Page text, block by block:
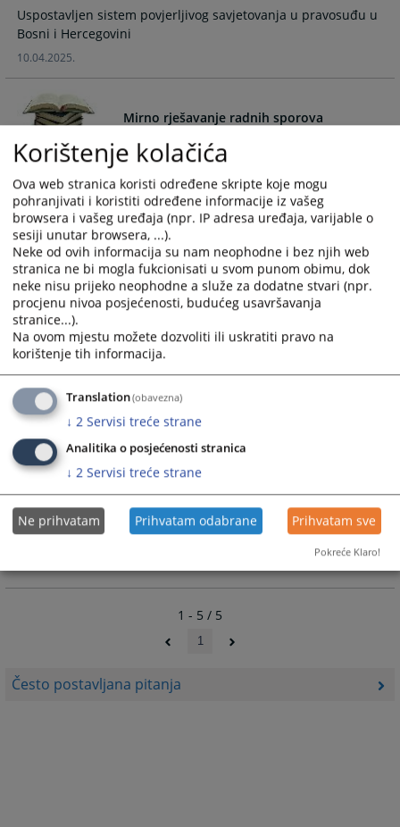
Često postavljana pitanja
the
calendar
and
select
date.
Press
the
question
mark
key
to
get
the
keyboard
shortcuts
for
changing
dates.
the
select
date.
Press
the
question
mark
key
to
get
the
keyboard
for
changing
dates.
Uspostavljen sistem povjerljivog savjetovanja u pravosuđu u
Bosni i Hercegovini
10.04.2025.
Mirno rješavanje radnih sporova
Objavljen spisak miritelja i arbitara u Republici Srpskoj za
mirno rješavanje radnih sporova
13.10.2011.
KAKO DO ZK IZVADKA?
Kako doći do zemljišno-knjižnog izvadka?
INFORMACIJE O PREDMETU
Kako dobiti informacije o predmetu_
KAKO MOGU DOĆI DO SUDIJE
1 - 5 / 5
1
Korištenje kolačića
Ova web stranica koristi određene skripte koje mogu
pohranjivati i koristiti određene informacije iz vašeg
browsera i vašeg uređaja (npr. IP adresa uređaja, varijable o
sesiji unutar browsera, ...).
Neke od ovih informacija su nam neophodne i bez njih web
stranica ne bi mogla fukcionisati u svom punom obimu, dok
neke nisu prijeko neophodne a služe za dodatne stvari (npr.
procjenu nivoa posjećenosti, budućeg usavršavanja
stranice...).
Na ovom mjestu možete dozvoliti ili uskratiti pravo na
korištenje tih informacija.
Translation(obavezna)
↓ 2 Servisi treće strane
Analitika o posjećenosti stranica
↓ 2 Servisi treće strane
Ne prihvatam Prihvatam odabrane Prihvatam sve
Pokreće Klaro!